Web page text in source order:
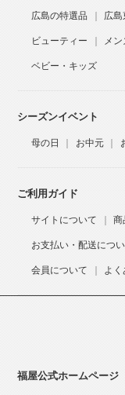
広島の特選品 広島
ビューティー メン
ベビー・キッズ
シーズンイベント
母の日 お中元
ご利用ガイド
サイトについて 商
お支払い・配送につ
会員について よく
福屋公式ホームページ